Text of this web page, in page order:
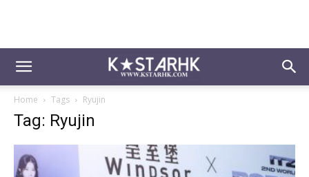
Home Tags Ryujin
Tag: Ryujin